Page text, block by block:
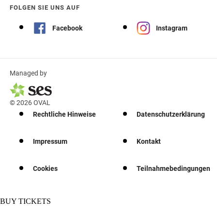
FOLGEN SIE UNS AUF
Facebook Instagram
Managed by
© 2026 OVAL
Rechtliche Hinweise
Datenschutzerklärung
Impressum Kontakt
Cookies Teilnahmebedingungen